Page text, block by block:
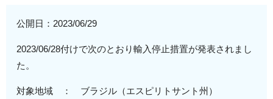
公開日： 2023/06/29
2023/06/28付けで次のとおり輸入停止措置が発表されまし
た。
対象地域 ： ブラジル（エスピリトサント州 ）